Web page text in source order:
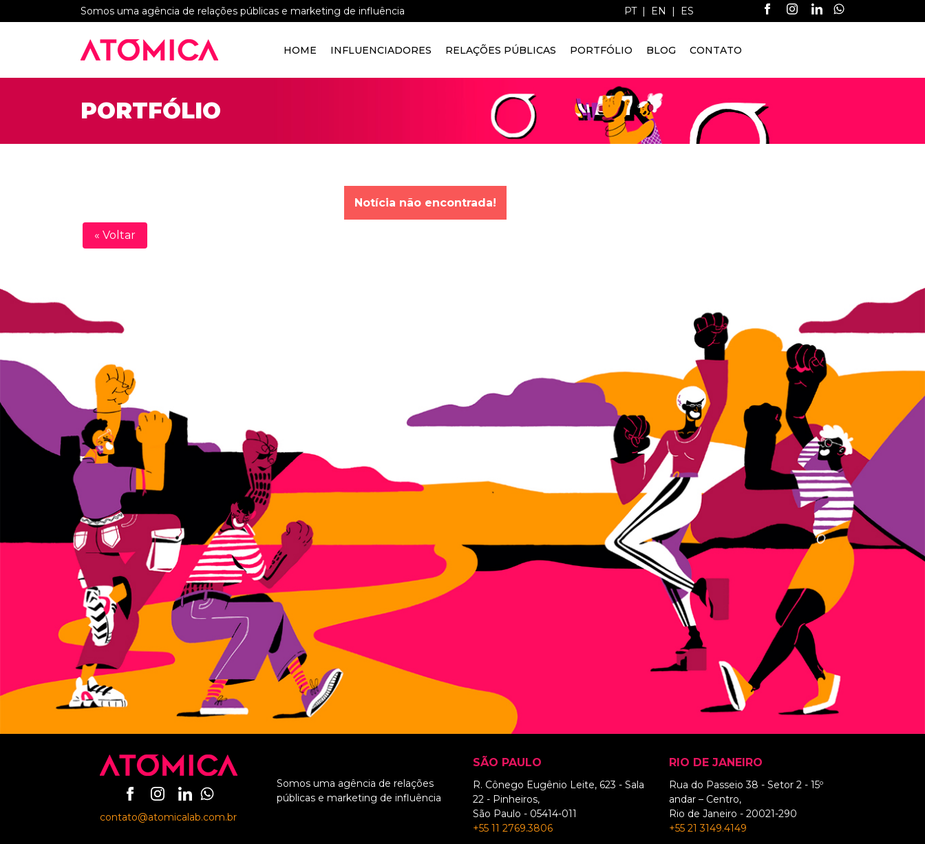
Somos uma agência de relações públicas e marketing de influência PT | EN | ES
HOME INFLUENCIADORES RELAÇÕES PÚBLICAS PORTFÓLIO BLOG CONTATO
PORTFÓLIO
Notícia não encontrada!
« Voltar
contato@atomicalab.com.br
Somos uma agência de relações
públicas e marketing de influência
SÃO PAULO
R. Cônego Eugênio Leite, 623 - Sala
22 - Pinheiros,
São Paulo - 05414-011
+55 11 2769.3806
RIO DE JANEIRO
Rua do Passeio 38 - Setor 2 - 15º
andar – Centro,
Rio de Janeiro - 20021-290
+55 21 3149.4149